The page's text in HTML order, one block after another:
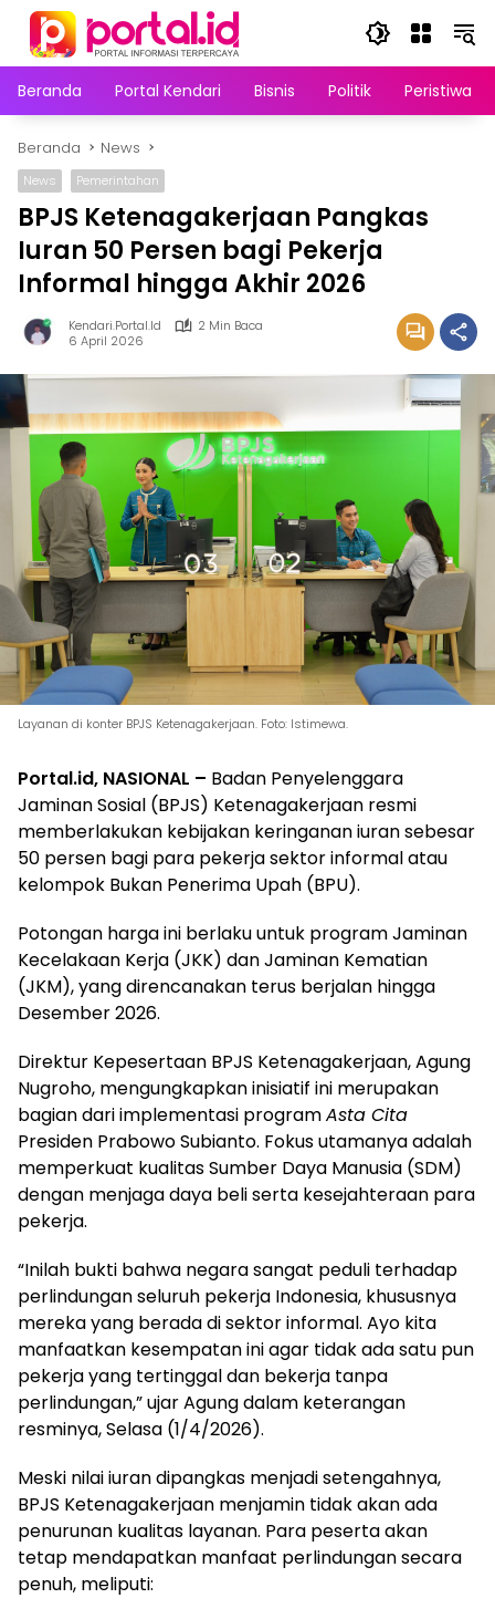
Langsung
konten
Beranda
Portal Kendari Bisnis Politik Peristiwa
Beranda News
News Pemerintahan
BPJS Ketenagakerjaan Pangkas
Iuran 50 Persen bagi Pekerja
Informal hingga Akhir 2026
Kendari.portal.id
2 Min Baca
6 April 2026
Layanan di konter BPJS Ketenagakerjaan. Foto: Istimewa.
Portal.id, NASIONAL – Badan Penyelenggara
Jaminan Sosial (BPJS) Ketenagakerjaan resmi
memberlakukan kebijakan keringanan iuran sebesar
50 persen bagi para pekerja sektor informal atau
kelompok Bukan Penerima Upah (BPU).
Potongan harga ini berlaku untuk program Jaminan
Kecelakaan Kerja (JKK) dan Jaminan Kematian
(JKM), yang direncanakan terus berjalan hingga
Desember 2026.
Direktur Kepesertaan BPJS Ketenagakerjaan, Agung
Nugroho, mengungkapkan inisiatif ini merupakan
bagian dari implementasi programAsta Cita
Presiden Prabowo Subianto. Fokus utamanya adalah
memperkuat kualitas Sumber Daya Manusia (SDM)
dengan menjaga daya beli serta kesejahteraan para
pekerja.
“Inilah bukti bahwa negara sangat peduli terhadap
perlindungan seluruh pekerja Indonesia, khususnya
mereka yang berada di sektor informal. Ayo kita
manfaatkan kesempatan ini agar tidak ada satu pun
pekerja yang tertinggal dan bekerja tanpa
perlindungan,” ujar Agung dalam keterangan
resminya, Selasa (1/4/2026).
Meski nilai iuran dipangkas menjadi setengahnya,
BPJS Ketenagakerjaan menjamin tidak akan ada
penurunan kualitas layanan. Para peserta akan
tetap mendapatkan manfaat perlindungan secara
penuh, meliputi: